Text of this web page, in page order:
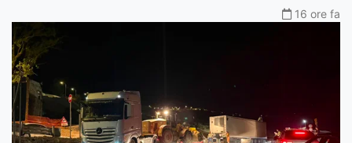
16 ore fa